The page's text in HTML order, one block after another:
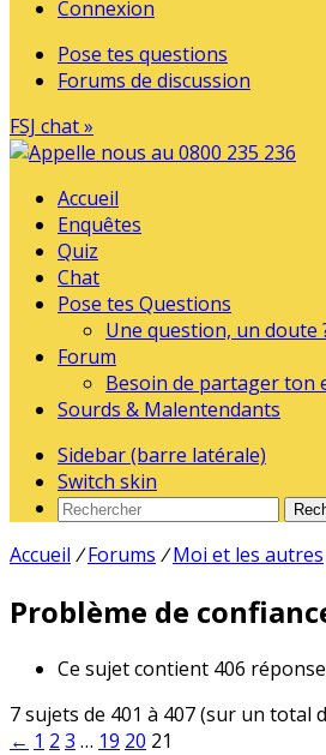
Connexion
Pose tes questions
Forums de discussion
FSJ chat »
Accueil
Enquêtes
Quiz
Chat
Pose tes Questions
Une question, un doute
Forum
Besoin de partager ton
Sourds & Malentendants
Sidebar (barre latérale)
Switch skin
Accueil / Forums / Moi et les autres
Problème de
Ce sujet contient 406
7 sujets de 401 à 407 (sur un total
← 1 2 3 … 19 20 21